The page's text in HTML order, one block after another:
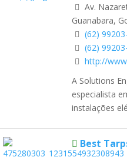
Av.
Guanabara,
(62)
(62)
http://
A Solutions
especialista
instalações
Best